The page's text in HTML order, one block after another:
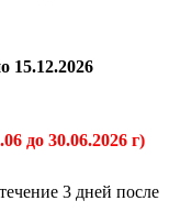
15.12.2026
до 30.06.2026 г)
3 дней после